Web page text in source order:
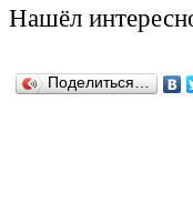
Нашёл
Поделиться…